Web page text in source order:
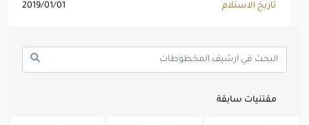
2019/01/01 تاريخ الاستلام
مقتنيات سابقة